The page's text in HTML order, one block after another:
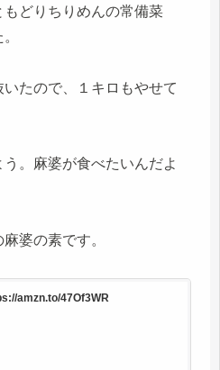
どりちりめんの常備菜
たので、１キロもやせて
。麻婆が食べたいんだよ
婆の素です。
amzn.to/47Of3WR